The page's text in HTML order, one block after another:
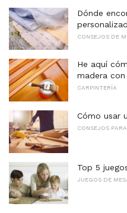
Dónde
CONSEJOS DE
He aquí
madera
CARPINTERÍA
Cómo usar
CONSEJOS
Top 5
JUEGOS DE